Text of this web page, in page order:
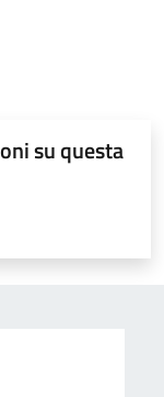
su questa